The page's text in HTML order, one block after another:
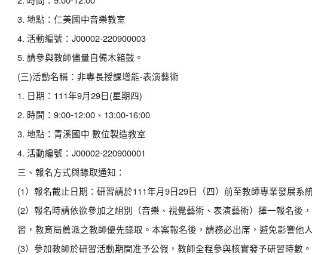
3. 地點：仁美國中音樂教室
4. 活動編號：J00002-220900003
5. 請參與教師儘量自備木箱鼓。
(三)活動名稱：非專長授課增能-表演藝術
1. 日期：111年9月29日(星期四)
2. 時間：9:00-12:00、13:00-16:00
3. 地點：青溪國中 數位製造教室
4. 活動編號：J00002-220900001
三、報名方式與錄取通知：
(1）報名截止日期：研習請於111年月9日29日（四）前至教師專業發展系
(2）報名時請依欲參加之組別（音樂、視覺藝術、表演藝術）擇一報名後
習，教育局薦派之教師優先錄取。本案報名後，請務必出席，避免影響他
(3）參加教師於研習活動期間准予公假，教師全程參與核實發予研習時數。